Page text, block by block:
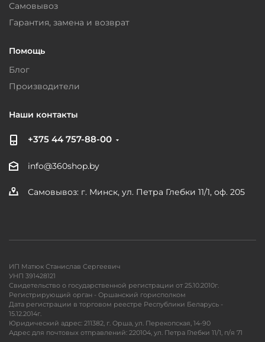
Самовывоз
Гарантия, замена и возврат
Помощь
Блог
Производители
Наши контакты
+375 44 757-88-00
info@360shop.by
Самовывоз: г. Минск, ул. Петра Глебки 11/1, оф. 205
ИП Матюк Станислав Сергеевич
УНП 391428121
Свидетельство о государственной регистрации от 25.10.2010г.
Регистрирующий орган - Оршанский горисполком
Дата регистрации в торговом реестре Республики Беларусь -
15.12.2014г.
Юридический адрес: 211382, г. Орша, ул. Перекопская, 14-90
Адрес для почтовых отправлений: 220104, ул. Петра Глебки 11/1, п/я 71